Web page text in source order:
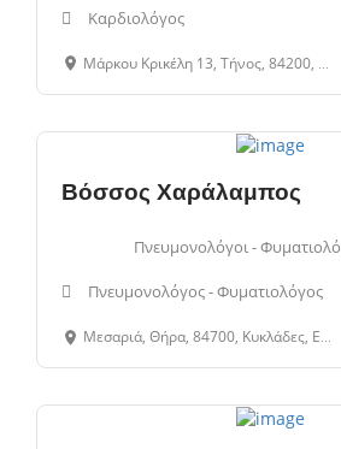
Καρδιολόγος
Μάρκου Κρικέλη 13, Τήνος, 84200, Κυκλάδες, Ελλάδα
Βόσσος Χαράλαμπος
Πνευμονολόγοι -
Πνευμονολόγος - Φυματιολόγος
Μεσαριά, Θήρα, 84700, Κυκλάδες, Ελλάδα